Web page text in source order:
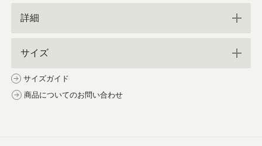
詳細
サイズ
サイズガイド
商品についてのお問い合わせ